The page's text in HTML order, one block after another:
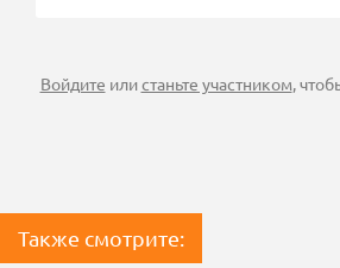
Войдите илистаньте участником,
Также смотрите: